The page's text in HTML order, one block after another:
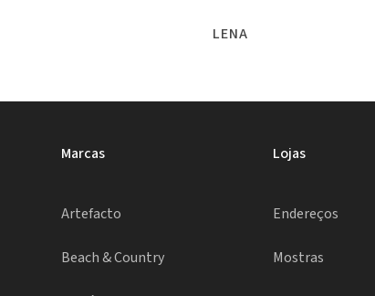
LENA
Marcas
Artefacto
Beach & Country
Lojas
Endereços
Mostras